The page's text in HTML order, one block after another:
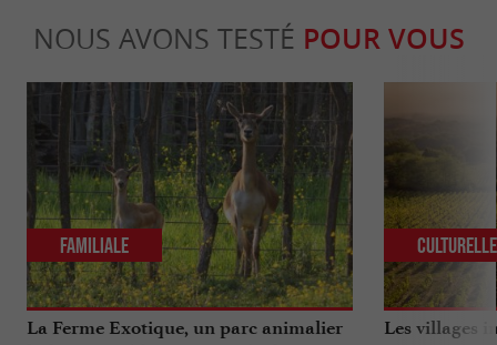
NOUS AVONS TESTÉ POUR VOUS
La Ferme Exotique, un parc animalier
Familiale
Les villages
Culturelle